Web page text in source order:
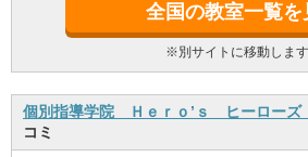
全国の教室一覧を
※別サイトに移動します
個別指導学院 Ｈｅｒｏ’ｓ ヒーロー
コミ